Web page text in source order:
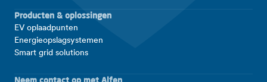
Producten & oplossingen
EV oplaadpunten
Energieopslagsystemen
Smart grid solutions